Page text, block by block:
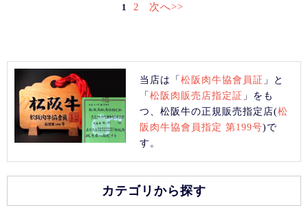
1 2 次へ>>
当店は「松阪肉牛協會員証 」と
「松阪肉販売店指定証 」をも
つ、松阪牛の正規販売指定店(松
阪肉牛協會員指定 第199号)で
す。
カテゴリから探す